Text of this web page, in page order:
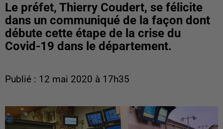
Le préfet, Thierry Coudert, se félicite
dans un communiqué de la façon dont
débute cette étape de la crise du
Covid-19 dans le département.
Publié : 12 mai 2020 à 17h35